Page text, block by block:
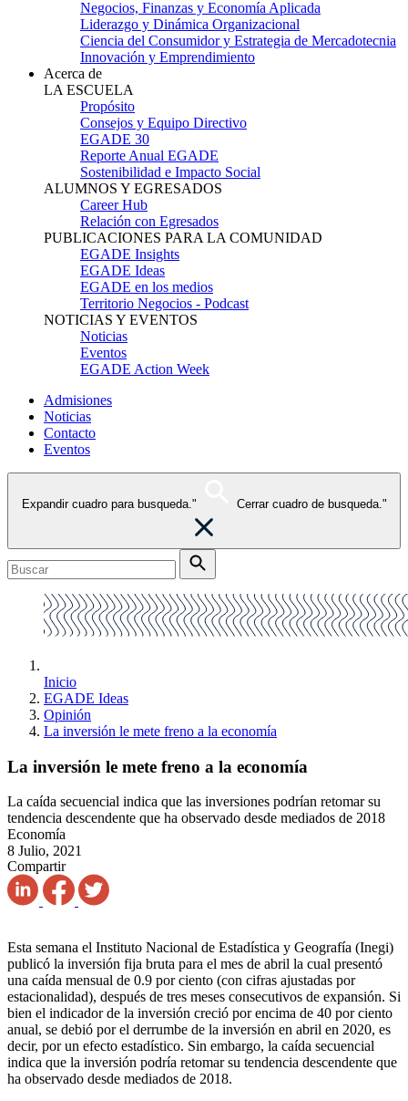
Negocios, Finanzas y Economía Aplicada
Liderazgo y Dinámica Organizacional
Ciencia del Consumidor y Estrategia de Mercadotecnia
Innovación y Emprendimiento
Acerca de
LA ESCUELA
Propósito
Consejos y Equipo Directivo
EGADE 30
Reporte Anual EGADE
Sostenibilidad e Impacto Social
ALUMNOS Y EGRESADOS
Career Hub
Relación con Egresados
PUBLICACIONES PARA LA COMUNIDAD
EGADE Insights
EGADE Ideas
EGADE en los medios
Territorio Negocios - Podcast
NOTICIAS Y EVENTOS
Noticias
Eventos
EGADE Action Week
Admisiones
Noticias
Contacto
Eventos
Expandir cuadro para busqueda." Cerrar cuadro de busqueda."
Inicio
EGADE Ideas
Opinión
La inversión le mete freno a la economía
La inversión le mete freno a la economía
La caída secuencial indica que las inversiones podrían retomar su
tendencia descendente que ha observado desde mediados de 2018
Economía
8 Julio, 2021
Compartir
Esta semana el Instituto Nacional de Estadística y Geografía (Inegi)
publicó la inversión fija bruta para el mes de abril la cual presentó
una caída mensual de 0.9 por ciento (con cifras ajustadas por
estacionalidad), después de tres meses consecutivos de expansión. Si
bien el indicador de la inversión creció por encima de 40 por ciento
anual, se debió por el derrumbe de la inversión en abril en 2020, es
decir, por un efecto estadístico. Sin embargo, la caída secuencial
indica que la inversión podría retomar su tendencia descendente que
ha observado desde mediados de 2018.